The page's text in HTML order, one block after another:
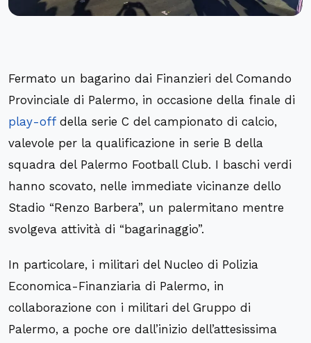
Fermato un bagarino dai Finanzieri del Comando
Provinciale di Palermo, in occasione della finale di
play-offdella serie C del campionato di calcio,
valevole per la qualificazione in serie B della
squadra del Palermo Football Club. I baschi verdi
hanno scovato, nelle immediate vicinanze dello
Stadio “Renzo Barbera”, un palermitano mentre
svolgeva attività di “bagarinaggio”.
In particolare, i militari del Nucleo di Polizia
Economica-Finanziaria di Palermo, in
collaborazione con i militari del Gruppo di
Palermo, a poche ore dall’inizio dell’attesissima